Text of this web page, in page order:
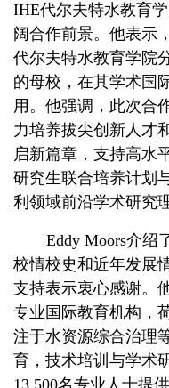
IHE代尔夫特水教育
阔合作前景。他表示
代尔夫特水教育学院
的母校，在其学术国
用。他强调，此次合
力培养拔尖创新人才
启新篇章，支持高水
研究生联合培养计划
利领域前沿学术研究
Eddy Moors介绍
校情校史和近年发展
支持表示衷心感谢。
专业国际教育机构，
注于水资源综合治理
育，技术培训与学术